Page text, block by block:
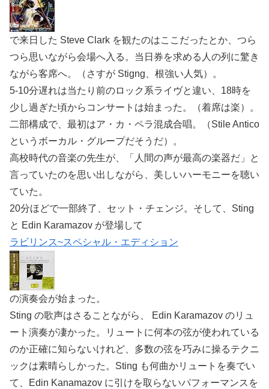
で来日した Steve Clark を観たのはここだったとか、つら
つら思いながら会場へ入る。当日券を求める人の列に驚き
ながら客席へ。（さすが Stigng、根強い人気）。
5-10分遅れは当たり前のロック系ライヴと違い、18時を
少し過ぎた頃からコンサートは始まった。（着席は楽）。
二部構成で、最初はア・カ・ペラ混成合唱。（Stile Antico
というボーカル・グループだそうだ）。
高校時代の音楽の先生が、「人間の声が最高の楽器だ」と
言っていたのを思い出しながら、美しいハーモニーを聴い
ていた。
20分ほどで一部終了、セット・チェンジ。そして、Sting
と Edin Karamazov が登場して
ラビリンス~スペシャル・エディション
の演奏会が始まった。
Sting の歌声はさることながら、 Edin Karamazov のリュ
ート演奏が凄かった。リュートに何本の弦が使われている
のか正確に知らないけれど、多数の弦を巧みに操るテクニ
ックは素晴らしかった。Sting も何曲かリュートを奏でい
て、Edin Kanamazov に引けを取らないパフォーマンスを